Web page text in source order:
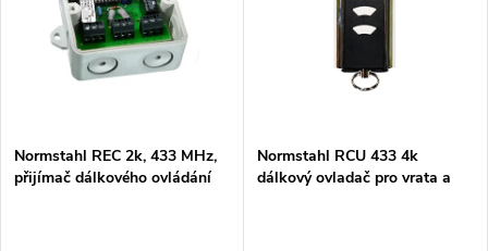
Normstahl REC 2k, 433 MHz,
přijímač dálkového ovládání
Normstahl RCU 433 4k
dálkový ovladač pro vrata a